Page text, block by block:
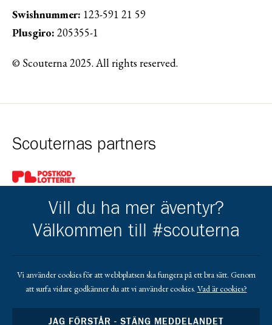
Swishnummer: 123-591 21 59
Plusgiro: 205355-1
© Scouterna 2025. All rights reserved.
Scouternas partners
Gå till pl_50
Gå till https://www.mera.se/Gå till https://www.lansforsakringar.se/
Gå till https://
Vill du ha mer äventyr?
Välkommen till #scouterna
Vi använder cookies för att webbplatsen ska fungera på ett bra sätt. Genom
att surfa vidare godkänner du att vi använder cookies. Vad är cookies?
JAG FÖRSTÅR - STÄNG MEDDELANDET